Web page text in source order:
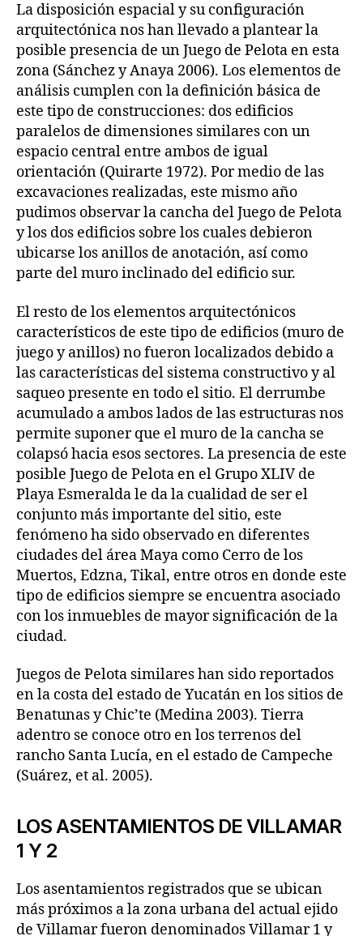
La disposición espacial y su configuración
arquitectónica nos han llevado a plantear la
posible presencia de un Juego de Pelota en esta
zona (Sánchez y Anaya 2006). Los elementos de
análisis cumplen con la definición básica de
este tipo de construcciones: dos edificios
paralelos de dimensiones similares con un
espacio central entre ambos de igual
orientación (Quirarte 1972). Por medio de las
excavaciones realizadas, este mismo año
pudimos observar la cancha del Juego de Pelota
y los dos edificios sobre los cuales debieron
ubicarse los anillos de anotación, así como
parte del muro inclinado del edificio sur.
El resto de los elementos arquitectónicos
característicos de este tipo de edificios (muro de
juego y anillos) no fueron localizados debido a
las características del sistema constructivo y al
saqueo presente en todo el sitio. El derrumbe
acumulado a ambos lados de las estructuras nos
permite suponer que el muro de la cancha se
colapsó hacia esos sectores. La presencia de este
posible Juego de Pelota en el Grupo XLIV de
Playa Esmeralda le da la cualidad de ser el
conjunto más importante del sitio, este
fenómeno ha sido observado en diferentes
ciudades del área Maya como Cerro de los
Muertos, Edzna, Tikal, entre otros en donde este
tipo de edificios siempre se encuentra asociado
con los inmuebles de mayor significación de la
ciudad.
Juegos de Pelota similares han sido reportados
en la costa del estado de Yucatán en los sitios de
Benatunas y Chic’te (Medina 2003). Tierra
adentro se conoce otro en los terrenos del
rancho Santa Lucía, en el estado de Campeche
(Suárez, et al. 2005).
LOS ASENTAMIENTOS DE VILLAMAR
1 Y 2
Los asentamientos registrados que se ubican
más próximos a la zona urbana del actual ejido
de Villamar fueron denominados Villamar 1 y